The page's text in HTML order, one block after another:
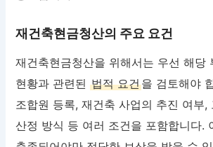
재건축현금청산의 주요 요건
재건축현금청산을 위해서는 우선 해당
현황과 관련된법적 요건을 검토해야
조합원 등록, 재건축 사업의 추진 여부,
산정 방식 등 여러 조건을 포함합니다.